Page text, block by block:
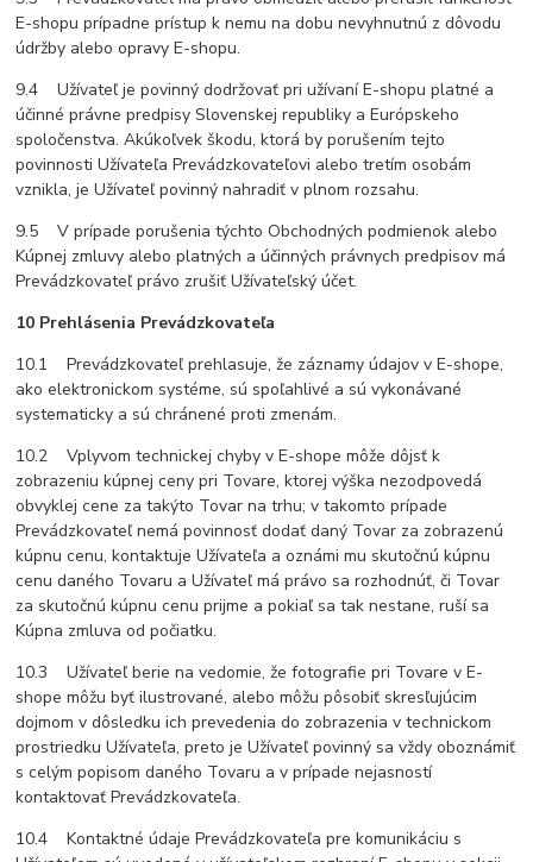
E-shopu prípadne prístup k nemu na dobu nevyhnutnú z dôvodu
údržby alebo opravy E-shopu.
9.4 Užívateľ je povinný dodržovať pri užívaní E-shopu platné a
účinné právne predpisy Slovenskej republiky a Európskeho
spoločenstva. Akúkoľvek škodu, ktorá by porušením tejto
povinnosti Užívateľa Prevádzkovateľovi alebo tretím osobám
vznikla, je Užívateľ povinný nahradiť v plnom rozsahu.
9.5 V prípade porušenia týchto Obchodných podmienok alebo
Kúpnej zmluvy alebo platných a účinných právnych predpisov má
Prevádzkovateľ právo zrušiť Užívateľský účet.
10 Prehlásenia Prevádzkovateľa
10.1 Prevádzkovateľ prehlasuje, že záznamy údajov v E-shope,
ako elektronickom systéme, sú spoľahlivé a sú vykonávané
systematicky a sú chránené proti zmenám.
10.2 Vplyvom technickej chyby v E-shope môže dôjsť k
zobrazeniu kúpnej ceny pri Tovare, ktorej výška nezodpovedá
obvyklej cene za takýto Tovar na trhu; v takomto prípade
Prevádzkovateľ nemá povinnosť dodať daný Tovar za zobrazenú
kúpnu cenu, kontaktuje Užívateľa a oznámi mu skutočnú kúpnu
cenu daného Tovaru a Užívateľ má právo sa rozhodnúť, či Tovar
za skutočnú kúpnu cenu prijme a pokiaľ sa tak nestane, ruší sa
Kúpna zmluva od počiatku.
10.3 Užívateľ berie na vedomie, že fotografie pri Tovare v E-
shope môžu byť ilustrované, alebo môžu pôsobiť skresľujúcim
dojmom v dôsledku ich prevedenia do zobrazenia v technickom
prostriedku Užívateľa, preto je Užívateľ povinný sa vždy oboznámiť
s celým popisom daného Tovaru a v prípade nejasností
kontaktovať Prevádzkovateľa.
10.4 Kontaktné údaje Prevádzkovateľa pre komunikáciu s